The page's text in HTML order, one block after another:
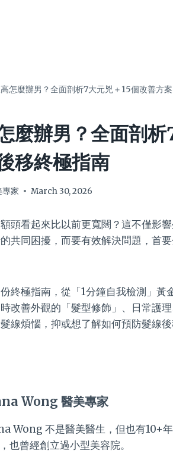
怎麼辦男？全面剖析7大元兇＋15個改善方
麼辦男？全面剖析
移終極指南
家 March 30, 2026
頭看起來比以前更寬闊？這不僅影
共同困擾，而要有效解決問題，首
終極指南，從「1分鐘自我檢測」
改善外觀的「髮型修飾」、日常護
線煩惱，抑或想了解如何預防髮線
Wong 醫美專家
Wong 不是醫美醫生，但也有10+
也曾經創立過小型美容院。